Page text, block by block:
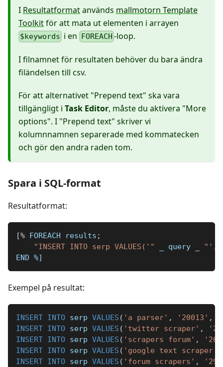
I Resultatformatanvänds mallmotorn Template
Toolkitför att mata ut elementen i arrayen
$keywords i en FOREACH -loop.
I filnamnet för resultaten behöver du bara ändra
filändelsen till csv.
För att alternativet "Prepend text" ska vara
tillgängligt i Task Editor, måste du aktivera "More
options". I "Prepend text" skriver vi
kolumnnamnen separerade med kommatecken
och gör den andra raden tom.
Spara i SQL-format
Resultatformat:
[% FOREACH results ;
"INSERT INTO serp VALUES('"
query
"',
END %]
Exempel på resultat:
INSERT INTO serp VALUES ( 'a parser' , '20013' ,
INSERT INTO serp VALUES ( 'twitter scraper' ,
INSERT INTO serp VALUES ( 'scrapers forum' ,
INSERT INTO serp VALUES ( 'google text scraper'
INSERT INTO serp VALUES ( 'forum scrapers' ,